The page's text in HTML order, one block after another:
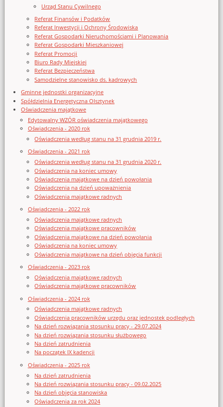
Urząd Stanu Cywilnego
Referat Finansów i Podatków
Referat Inwestycji i Ochrony Środowiska
Referat Gospodarki Nieruchomościami i Planowania
Referat Gospodarki Mieszkaniowej
Referat Promocji
Biuro Rady Miejskiej
Referat Bezpieczeństwa
Samodzielne stanowisko ds. kadrowych
Gminne jednostki organizacyjne
Spółdzielnia Energetyczna Olsztynek
Oświadczenia majątkowe
Edytowalny WZÓR oświadczenia majątkowego
Oświadczenia - 2020 rok
Oświadczenia według stanu na 31 grudnia 2019 r.
Oświadczenia - 2021 rok
Oświadczenia według stanu na 31 grudnia 2020 r.
Oświadczenia na koniec umowy
Oświadczenia majątkowe na dzień powołania
Oświadczenia na dzień upoważnienia
Oświadczenia majątkowe radnych
Oświadczenia - 2022 rok
Oświadczenia majątkowe radnych
Oświadczenia majątkowe pracowników
Oświadczenia majątkowe na dzień powołania
Oświadczenia na koniec umowy
Oświadczenia majątkowe na dzień objęcia funkcji
Oświadczenia - 2023 rok
Oświadczenia majątkowe radnych
Oświadczenia majątkowe pracowników
Oświadczenia - 2024 rok
Oświadczenia majątkowe radnych
Oświadczenia pracowników urzędu oraz jednostek podległych
Na dzień rozwiązania stosunku pracy - 29.07.2024
Na dzień rozwiązania stosunku służbowego
Na dzień zatrudnienia
Na początek IX kadencji
Oświadczenia - 2025 rok
Na dzień zatrudnienia
Na dzień rozwiązania stosunku pracy - 09.02.2025
Na dzień objęcia stanowiska
Oświadczenia za rok 2024